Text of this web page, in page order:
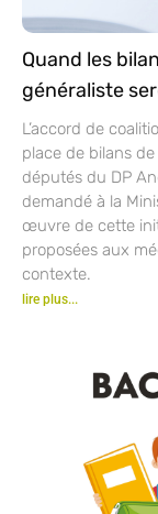
Quand les
généraliste
L’accord de
place de bilans
députés du DP
demandé à la
œuvre de cette
proposées aux
contexte.
lire plus...